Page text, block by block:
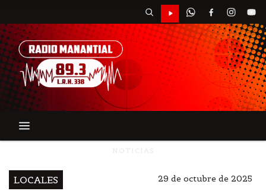
LOCALES 29 de octubre de 2025